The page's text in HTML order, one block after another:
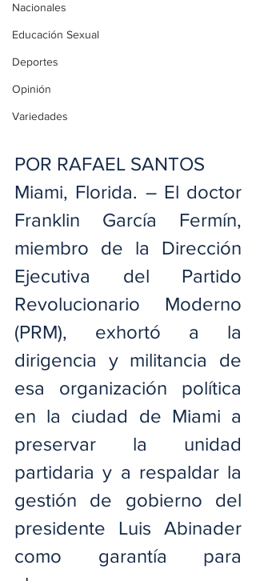
Nacionales
Educación Sexual
Deportes
Opinión
Variedades
POR RAFAEL SANTOS
Miami, Florida. – El doctor
Franklin García Fermín,
miembro de la Dirección
Ejecutiva del Partido
Revolucionario Moderno
(PRM), exhortó a la
dirigencia y militancia de
esa organización política
en la ciudad de Miami a
preservar la unidad
partidaria y a respaldar la
gestión de gobierno del
presidente Luis Abinader
como garantía para